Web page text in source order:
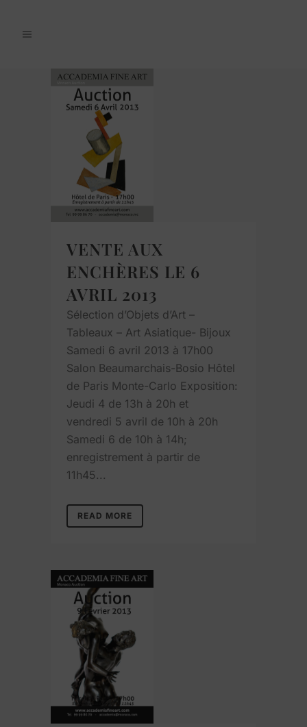
VENTE AUX
ENCHÈRES LE 6
AVRIL 2013
Sélection d’Objets d’Art –
Tableaux – Art Asiatique- Bijoux
Samedi 6 avril 2013 à 17h00
Salon Beaumarchais-Bosio Hôtel
de Paris Monte-Carlo Exposition:
Jeudi 4 de 13h à 20h et
vendredi 5 avril de 10h à 20h
Samedi 6 de 10h à 14h;
enregistrement à partir de
11h45...
READ MORE